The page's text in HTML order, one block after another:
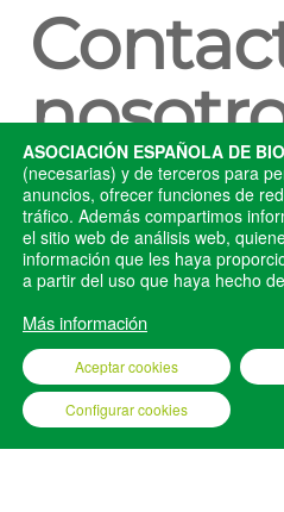
Si deseas más
mail y nos pondremos en
Teléfonos: +34 917 000
ASOCIACIÓN ESPAÑOLA DE
(necesarias) y de terceros para
anuncios, ofrecer funciones de
tráfico. Además compartimos
el sitio web de análisis web,
información que les haya
a partir del uso que haya hecho
Más información
Aceptar cookies
Configurar cookies